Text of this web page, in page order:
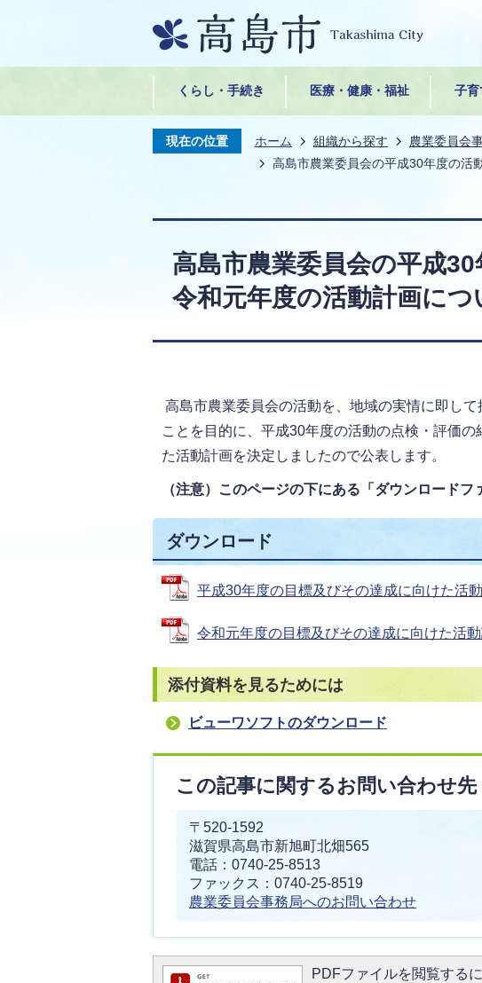
くらし・手続き 医療・健康・福祉 子育
現在の位置 ホーム 組織から探す 農業委員会
高島市農業委員会の平成30年度の活
高島市農業委員会の平成
令和元年度の活動計画につ
高島市農業委員会の活動を、地域の実情に即し
ことを目的に、平成30年度の活動の点検・評価
た活動計画を決定しましたので公表します。
（注意）このページの下にある「ダウンロードフ
ダウンロード
平成30年度の目標及びその達成に向けた活
令和元年度の目標及びその達成に向けた活
添付資料を見るためには
ビューワソフトのダウンロード
この記事に関するお問い合わせ先
〒520-1592
滋賀県高島市新旭町北畑565
電話：0740-25-8513
ファックス：0740-25-8519
農業委員会事務局へのお問い合わせ
PDFファイルを閲覧する